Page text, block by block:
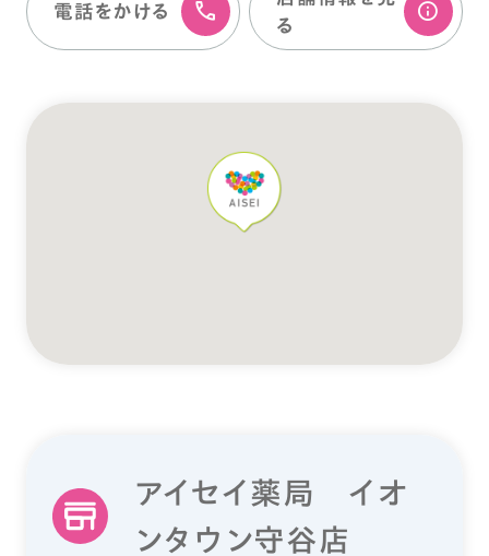
電話をかける
る
アイセイ薬局 イオ
ンタウン守谷店